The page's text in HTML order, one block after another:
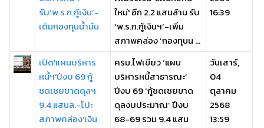
รับ‘พ.ร.ก.กู้เงิน’-
เติมกองทุนน้ำมัน
ใหม่' อีก 2.2 แสนล้าน รับ
‘พ.ร.ก.กู้เงินฯ’-เพิ่ม
สภาพคล่อง ‘กองทุนน ...
16:39
เปิด'แผนบริหาร
หนี้ฯ'ปีงบ 69 กู้
ชดเชยขาดดุลฯ
9.4 แสนล.-โปะ
สภาพคล่อง'เงิน
ครม.ไฟเขียว ‘แผน
บริหารหนี้สาธารณะ’
ปีงบ 69 ‘กู้ชดเชยขาด
ดุลงบประมาณ’ ปีงบ
68-69 รวม 9.4 แสน
วันเสาร์,
04
ตุลาคม
2568
13:59